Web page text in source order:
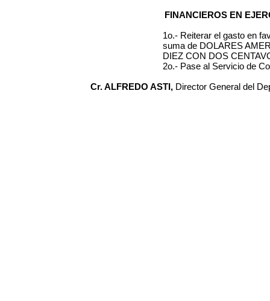
FINANCIEROS EN
1o.- Reiterar el gasto en
suma de DOLARES
DIEZ CON DOS
2o.- Pase al Servicio de
Cr. ALFREDO ASTI, Director General del